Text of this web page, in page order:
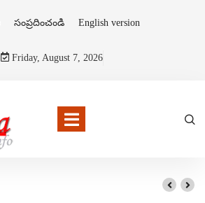
సంప్రదించండి English version
Friday, August 7, 2026